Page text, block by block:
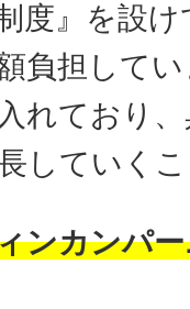
度』を設
負担して
れており
していく
ンカンパ